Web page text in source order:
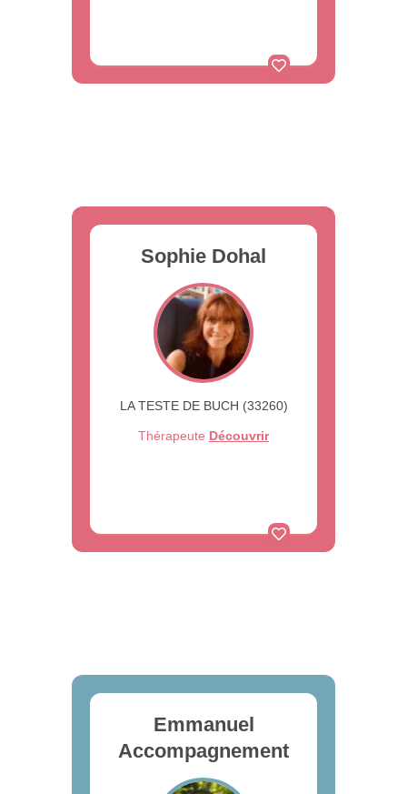
Sophie Dohal
LA TESTE DE BUCH (33260)
Thérapeute Découvrir
Emmanuel
Accompagnement